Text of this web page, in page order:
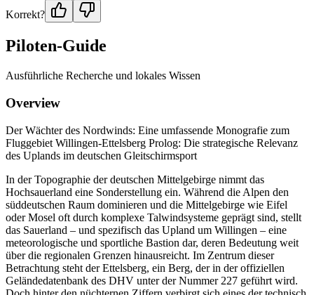
Korrekt?
Piloten-Guide
Ausführliche Recherche und lokales Wissen
Overview
Der Wächter des Nordwinds: Eine umfassende Monografie zum
Fluggebiet Willingen-Ettelsberg Prolog: Die strategische Relevanz
des Uplands im deutschen Gleitschirmsport
In der Topographie der deutschen Mittelgebirge nimmt das
Hochsauerland eine Sonderstellung ein. Während die Alpen den
süddeutschen Raum dominieren und die Mittelgebirge wie Eifel
oder Mosel oft durch komplexe Talwindsysteme geprägt sind, stellt
das Sauerland – und spezifisch das Upland um Willingen – eine
meteorologische und sportliche Bastion dar, deren Bedeutung weit
über die regionalen Grenzen hinausreicht. Im Zentrum dieser
Betrachtung steht der Ettelsberg, ein Berg, der in der offiziellen
Geländedatenbank des DHV unter der Nummer 227 geführt wird.